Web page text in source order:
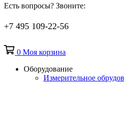
Есть вопросы? Звоните:
+7 495 109-22-56
0 Моя корзина
Оборудование
Измерительное